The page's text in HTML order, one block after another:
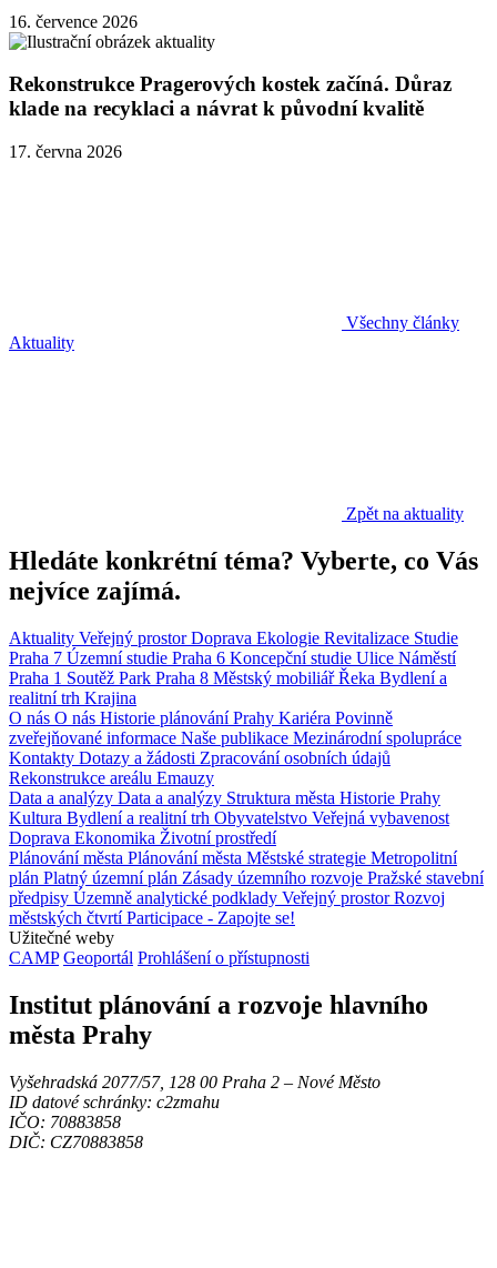
16. července 2026
Rekonstrukce Pragerových kostek začíná. Důraz
klade na recyklaci a návrat k původní kvalitě
17. června 2026
Všechny články
Aktuality
Zpět na aktuality
Hledáte konkrétní téma? Vyberte, co Vás
nejvíce zajímá.
Aktuality Veřejný prostorDoprava Ekologie Revitalizace Studie
Praha 7 Územní studie Praha 6 Koncepční studie Ulice Náměstí
Praha 1 Soutěž Park Praha 8 Městský mobiliářŘeka Bydlení a
realitní trh Krajina
O nás O nás Historie plánování Prahy Kariéra Povinně
zveřejňované informace Naše publikace Mezinárodní spolupráce
Kontakty Dotazy a žádosti Zpracování osobních údajů
Rekonstrukce areálu Emauzy
Data a analýzy Data a analýzy Struktura města Historie Prahy
Kultura Bydlení a realitní trh Obyvatelstvo Veřejná vybavenost
Doprava Ekonomika Životní prostředí
Plánování města Plánování města Městské strategie Metropolitní
plán Platný územní plán Zásady územního rozvoje Pražské stavební
předpisy Územně analytické podklady Veřejný prostorRozvoj
městských čtvrtíParticipace - Zapojte se!
Užitečné weby
CAMP Geoportál Prohlášení o přístupnosti
Institut plánování a rozvoje hlavního
města Prahy
Vyšehradská 2077/57, 128 00 Praha 2 ‒ Nové Město
ID datové schránky: c2zmahu
IČO: 70883858
DIČ: CZ70883858